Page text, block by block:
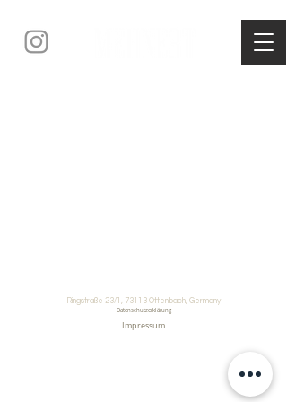
Ringstraße 23/1, 73113 Ottenbach, Germany
Datenschutzerklärung
Impressum